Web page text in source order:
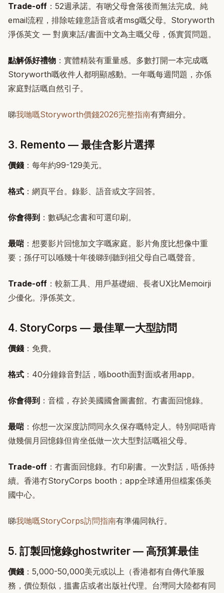
Trade-off ：52週承諾。有啲父母會落後而無法完成。純
email流程，排除咗鐘意語音或者msg嘅父母。Storyworth
淨係英文 — 對廣東話/書面中文為主嘅父母，係實質問題。
點解係好禮物 ：實體精裝有重量感。多數打開一本完成嘅
Storyworth嘅收件人都明顯感動。一年嘅每週問題，亦係
家庭對話嘅自然引子。
睇我哋嘅Storyworth價錢2026完整指南有齊細分。
3. Remento — 最佳含影片選擇
價錢 ：每年約99-129美元。
格式 ：網頁平台。錄影、語音或文字回答。
你會得到 ：數碼紀念書和可選印刷。
最啱 ：想要影片回憶加文字嘅家庭。影片角度比想像中重
要；孫仔可以喺幾十年後睇到聽到祖父母自己嘅聲音。
Trade-off ：較新工具、用戶基礎細、長者UX比Memoirji
少優化。淨係英文。
4. StoryCorps — 最佳單一大型訪問
價錢 ：免費。
格式 ：40分鐘錄音對話，喺booth面對面或者用app。
你會得到 ：音檔，存於美國國會圖書館。冇書面回憶錄。
最啱 ：你想一次深度訪問同永久保存嘅特定人。特別啱唔肯
做幾個月回憶錄但肯坐低做一次大型對話嘅祖父母。
Trade-off ：冇書面回憶錄。冇印刷書。一次對話，唔係持
續。香港冇StoryCorps booth；app全球通用但檔案係美
國中心。
睇我哋嘅StoryCorps訪問指南有準備同執行。
5. 訂製回憶錄ghostwriter — 高預算最佳
價錢 ：5,000-50,000美元或以上（香港都有自傳代筆服
務，價位類似，搵書店或者出版社代理。台灣同大陸都有同